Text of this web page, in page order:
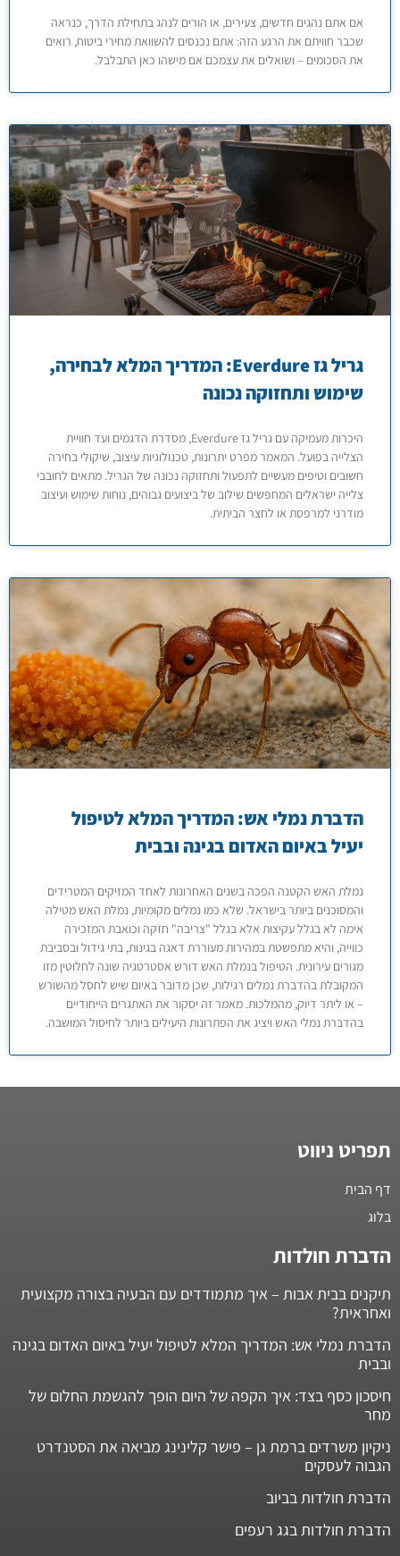
אם אתם נהגים חדשים, צעירים, או הורים לנהג בתחילת הדרך, כנראה
שכבר חוויתם את הרגע הזה: אתם נכנסים להשוואת מחירי ביטוח, רואים
את הסכומים – ושואלים את עצמכם אם מישהו כאן התבלבל.
גריל גז Everdure: המדריך המלא לבחירה,
שימוש ותחזוקה נכונה
היכרות מעמיקה עם גריל גז Everdure, מסדרת הדגמים ועד חוויית
הצלייה בפועל. המאמר מפרט יתרונות, טכנולוגיות עיצוב, שיקולי בחירה
חשובים וטיפים מעשיים לתפעול ותחזוקה נכונה של הגריל. מתאים לחובבי
צלייה ישראלים המחפשים שילוב של ביצועים גבוהים, נוחות שימוש ועיצוב
מודרני למרפסת או לחצר הביתית.
הדברת נמלי אש: המדריך המלא לטיפול
יעיל באיום האדום בגינה ובבית
נמלת האש הקטנה הפכה בשנים האחרונות לאחד המזיקים המטרידים
והמסוכנים ביותר בישראל. שלא כמו נמלים מקומיות, נמלת האש מטילה
אימה לא בגלל עקיצות אלא בגלל "צריבה" חזקה וכואבת המזכירה
כווייה, והיא מתפשטת במהירות מעוררת דאגה בגינות, בתי גידול ובסביבת
מגורים עירונית. הטיפול בנמלת האש דורש אסטרטגיה שונה לחלוטין מזו
המקובלת בהדברת נמלים רגילות, שכן מדובר באיום שיש לחסל מהשורש
– או ליתר דיוק, מהמלכות. מאמר זה יסקור את האתגרים הייחודיים
בהדברת נמלי האש ויציג את הפתרונות היעילים ביותר לחיסול המושבה.
תפריט ניווט
דף הבית
בלוג
הדברת חולדות
תיקנים בבית אבות – איך מתמודדים עם הבעיה בצורה מקצועית
ואחראית?
הדברת נמלי אש: המדריך המלא לטיפול יעיל באיום האדום בגינה
ובבית
חיסכון כסף בצד: איך הקפה של היום הופך להגשמת החלום של
מחר
ניקיון משרדים ברמת גן – פישר קלינינג מביאה את הסטנדרט
הגבוה לעסקים
הדברת חולדות בביוב
הדברת חולדות בגג רעפים